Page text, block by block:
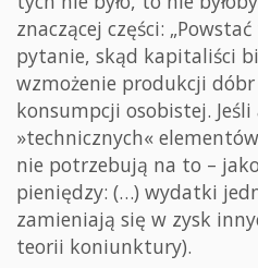
znaczącej części:
pytanie, skąd kapitaliści
wzmożenie produkcji
konsumpcji osobistej.
»technicznych«
nie potrzebują na to – jako
pieniędzy: (…) wydatki
zamieniają się w zysk
teorii koniunktury).